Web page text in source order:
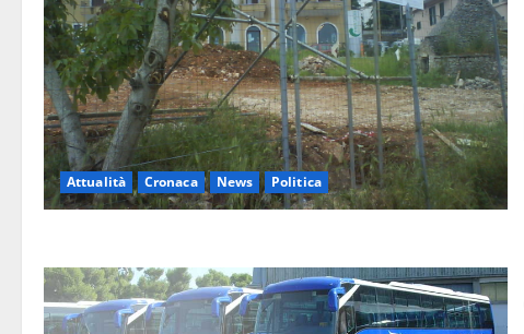
Attualità Cronaca News Politica